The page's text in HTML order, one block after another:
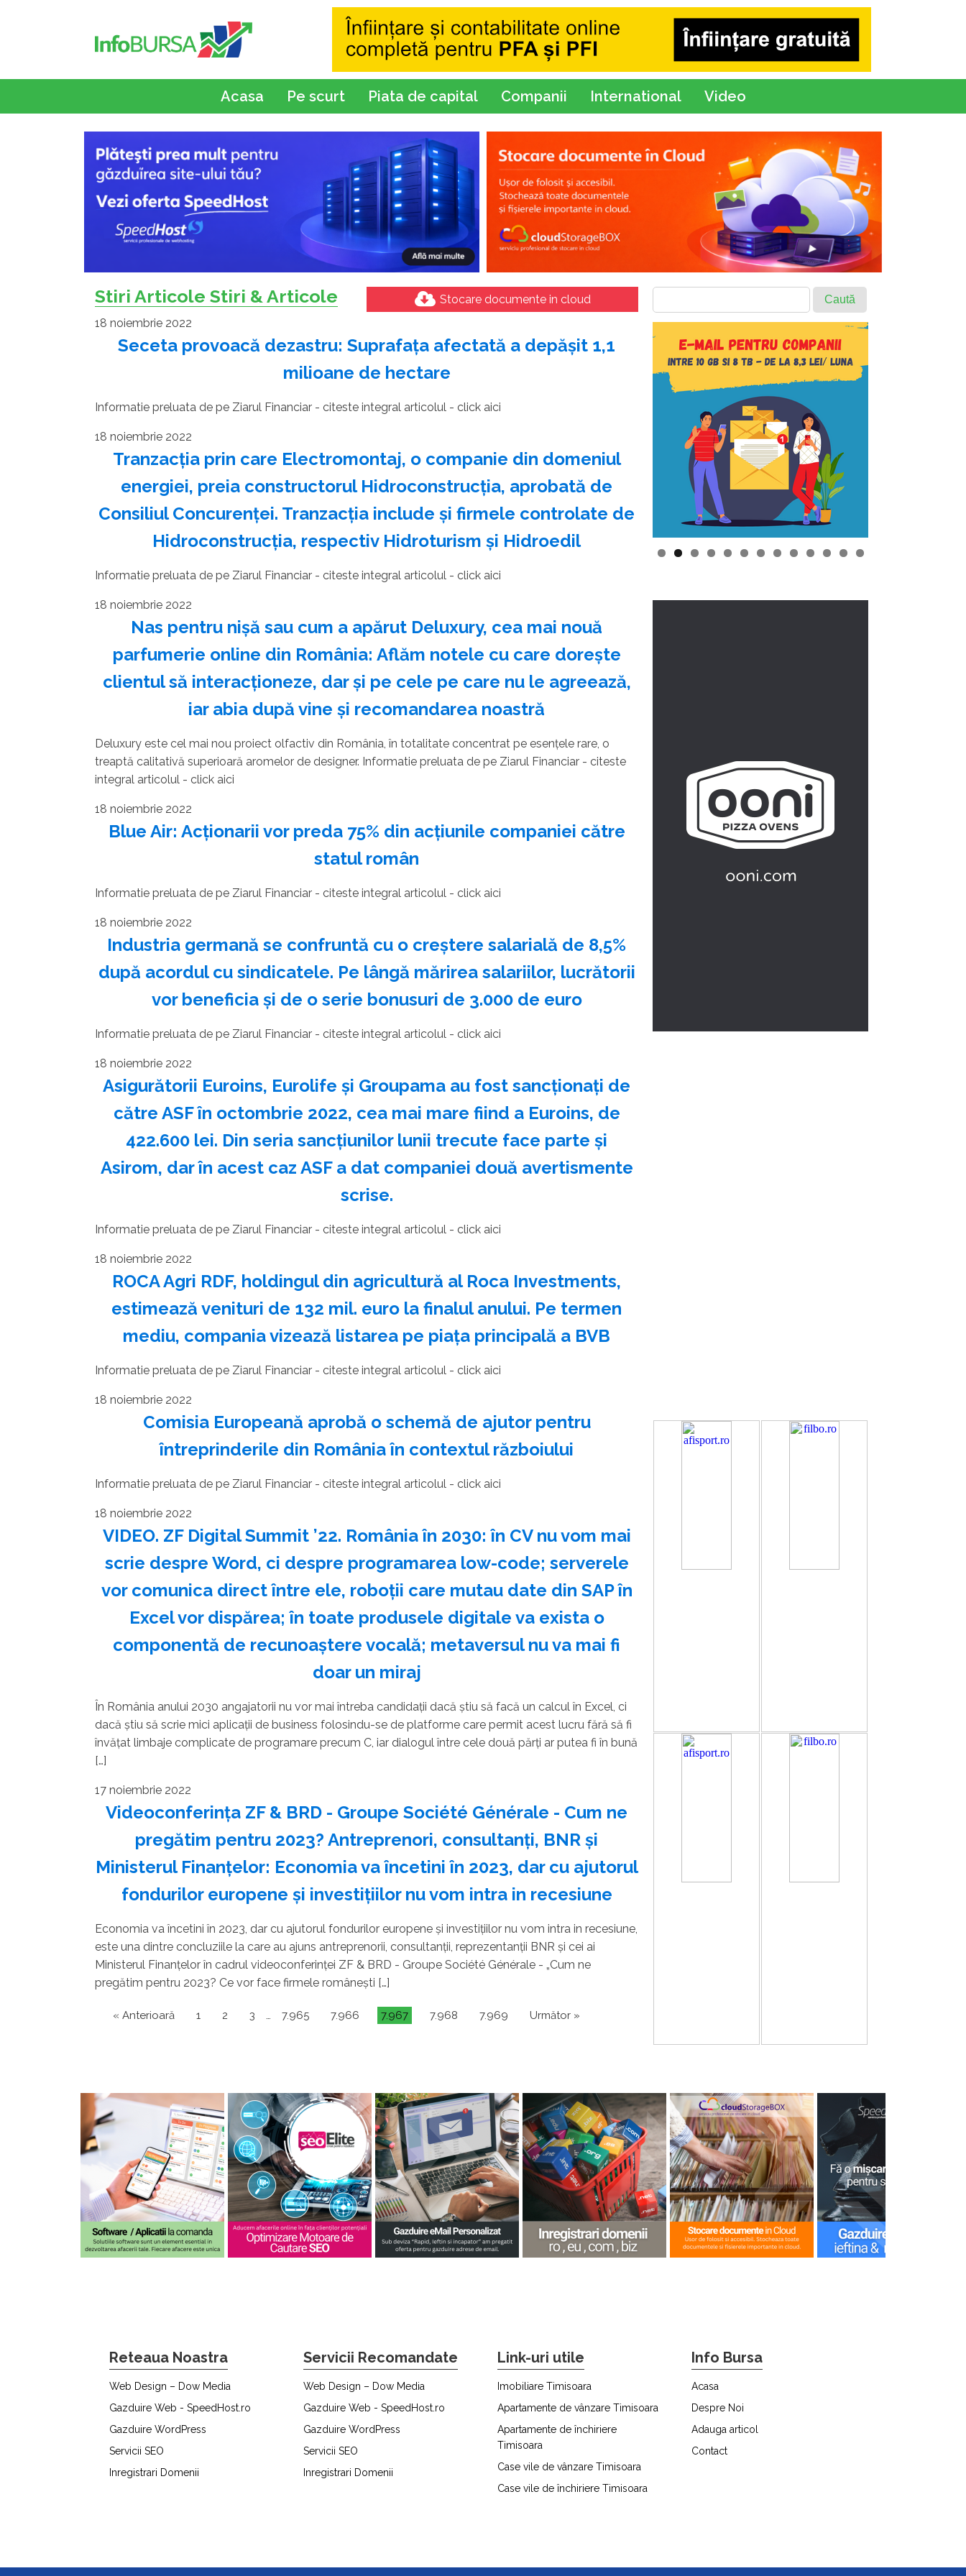
Acasa Pe scurt Piata de capital Companii International Video
Stiri Articole Stiri & Articole
Stocare documente in cloud
18 noiembrie 2022
Seceta provoacă dezastru: Suprafaţa afectată a depăşit 1,1
milioane de hectare
Informatie preluata de pe Ziarul Financiar - citeste integral articolul - click aici
18 noiembrie 2022
Tranzacţia prin care Electromontaj, o companie din domeniul
ener­giei, preia constructorul Hidroconstrucţia, aprobată de
Consiliul Concurenţei. Tranzacţia include şi firmele controlate de
Hidroconstrucţia, respectiv Hidroturism şi Hidroedil
Informatie preluata de pe Ziarul Financiar - citeste integral articolul - click aici
18 noiembrie 2022
Nas pentru nişă sau cum a apărut Deluxury, cea mai nouă
parfumerie online din România: Aflăm notele cu care doreşte
clientul să interacţioneze, dar şi pe cele pe care nu le agreează,
iar abia după vine şi recomandarea noastră
Deluxury este cel mai nou proiect olfactiv din România, în totalitate concentrat pe esenţele rare, o
treaptă calitativă superioară aromelor de designer. Informatie preluata de pe Ziarul Financiar - citeste
integral articolul - click aici
18 noiembrie 2022
​Blue Air: Acţionarii vor preda 75% din acţiunile companiei către
statul român
Informatie preluata de pe Ziarul Financiar - citeste integral articolul - click aici
18 noiembrie 2022
Industria germană se confruntă cu o creştere salarială de 8,5%
după acordul cu sindicatele. Pe lângă mărirea salariilor, lucrătorii
vor beneficia şi de o serie bonusuri de 3.000 de euro
Informatie preluata de pe Ziarul Financiar - citeste integral articolul - click aici
18 noiembrie 2022
Asigurătorii Euroins, Eurolife şi Groupama au fost sancţionaţi de
către ASF în octombrie 2022, cea mai mare fiind a Euroins, de
422.600 lei. Din seria sancţiunilor lunii trecute face parte şi
Asirom, dar în acest caz ASF a dat companiei două avertismente
scrise.
Informatie preluata de pe Ziarul Financiar - citeste integral articolul - click aici
18 noiembrie 2022
ROCA Agri RDF, holdingul din agricultură al Roca Investments,
estimează venituri de 132 mil. euro la finalul anului. Pe termen
mediu, compania vizează listarea pe piaţa principală a BVB
Informatie preluata de pe Ziarul Financiar - citeste integral articolul - click aici
18 noiembrie 2022
Comisia Europeană aprobă o schemă de ajutor pentru
întreprinderile din România în contextul războiului
Informatie preluata de pe Ziarul Financiar - citeste integral articolul - click aici
18 noiembrie 2022
VIDEO. ZF Digital Summit ’22. România în 2030: în CV nu vom mai
scrie despre Word, ci despre programarea low-code; serverele
vor comunica direct între ele, roboţii care mutau date din SAP în
Excel vor dispărea; în toate produsele digitale va exista o
componentă de recunoaştere vocală; metaversul nu va mai fi
doar un miraj
În România anului 2030 angajatorii nu vor mai întreba candidaţii dacă ştiu să facă un calcul în Excel, ci
dacă ştiu să scrie mici aplicaţii de business folosindu-se de platforme care permit acest lucru fără să fi
învăţat limbaje complicate de programare precum C, iar dialogul între cele două părţi ar putea fi în bună
[…]
17 noiembrie 2022
Videoconferinţa ZF & BRD - Groupe Société Générale - Cum ne
pregătim pentru 2023? Antreprenori, consultanţi, BNR şi
Ministerul Finanţelor: Economia va încetini în 2023, dar cu ajutorul
fondurilor europene şi investiţiilor nu vom intra in recesiune
Economia va încetini în 2023, dar cu ajutorul fondurilor europene şi investiţiilor nu vom intra in rece­siune,
este una dintre concluziile la care au ajuns antreprenorii, consultanţii, reprezentanţii BNR şi cei ai
Ministerul Finanţelor în cadrul videoconferin­ţei ZF & BRD - Groupe Société Générale - „Cum ne
pregătim pentru 2023? Ce vor face firmele româneşti […]
« Anterioară 1 2 3 … 7.965 7.966 7.967 7.968 7.969 Următor »
Reteaua Noastra
Web Design – Dow Media
Gazduire Web - SpeedHost.ro
Gazduire WordPress
Servicii SEO
Inregistrari Domenii
Servicii Recomandate
Web Design – Dow Media
Gazduire Web - SpeedHost.ro
Gazduire WordPress
Servicii SEO
Inregistrari Domenii
Link-uri utile
Imobiliare Timisoara
Apartamente de vânzare Timisoara
Apartamente de închiriere
Timisoara
Case vile de vânzare Timisoara
Case vile de închiriere Timisoara
Info Bursa
Acasa
Despre Noi
Adauga articol
Contact